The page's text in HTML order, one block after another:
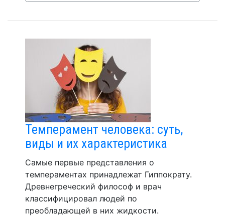
Темперамент человека: суть,
виды и их характеристика
Самые первые представления о
темпераментах принадлежат Гиппократу.
Древнегреческий философ и врач
классифицировал людей по
преобладающей в них жидкости.